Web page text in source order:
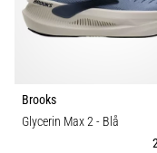
artiklar
Brooks
Glycerin Max 2- Blå